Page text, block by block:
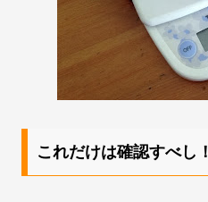
これだけは確認すべし！